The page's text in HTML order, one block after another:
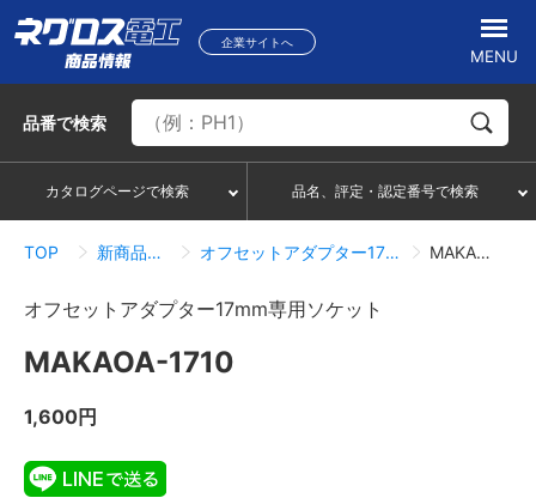
企業サイトへ
MENU
品番で検索
カタログページで検索 品名、評定・認定番号で検索
TOP 新商品情報一覧 オフセットアダプター17mm専用ソケット MAKAOA-1710
オフセットアダプター17mm専用ソケット
MAKAOA-1710
1,600円